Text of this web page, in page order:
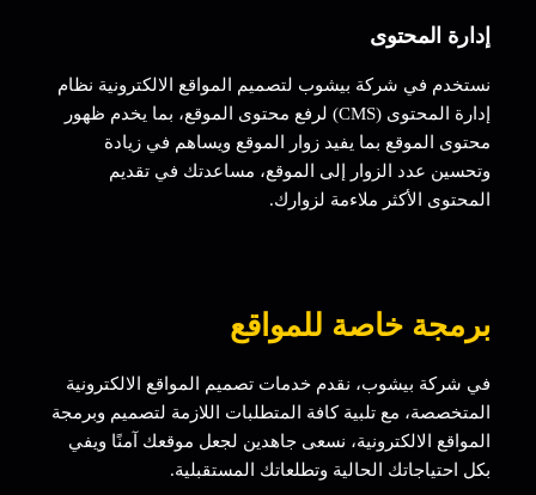
إدارة المحتوى
نستخدم في شركة بيشوب لتصميم المواقع الالكترونية نظام
إدارة المحتوى (CMS) لرفع محتوى الموقع، بما يخدم ظهور
محتوى الموقع بما يفيد زوار الموقع ويساهم في زيادة
وتحسين عدد الزوار إلى الموقع، مساعدتك في تقديم
المحتوى الأكثر ملاءمة لزوارك.
برمجة خاصة للمواقع
في شركة بيشوب، نقدم خدمات تصميم المواقع الالكترونية
المتخصصة، مع تلبية كافة المتطلبات اللازمة لتصميم وبرمجة
المواقع الالكترونية، نسعى جاهدين لجعل موقعك آمنًا ويفي
بكل احتياجاتك الحالية وتطلعاتك المستقبلية.